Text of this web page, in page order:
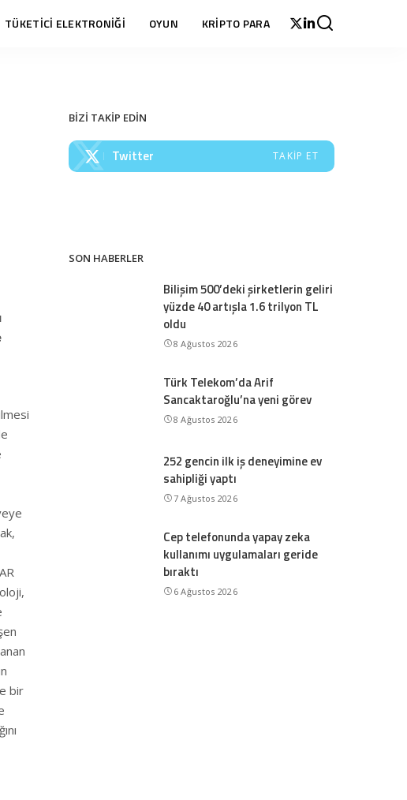
TÜKETİCİ ELEKTRONİĞİ OYUN KRİPTO PARA
bir
BİZİ TAKİP EDİN
Twitter TAKIP ET
SON HABERLER
Bilişim 500’deki şirketlerin geliri
yüzde 40 artışla 1.6 trilyon TL
oldu
8 Ağustos 2026
Türk Telekom’da Arif
Sancaktaroğlu’na yeni görev
8 Ağustos 2026
252 gencin ilk iş deneyimine ev
sahipliği yaptı
7 Ağustos 2026
Cep telefonunda yapay zeka
kullanımı uygulamaları geride
bıraktı
6 Ağustos 2026